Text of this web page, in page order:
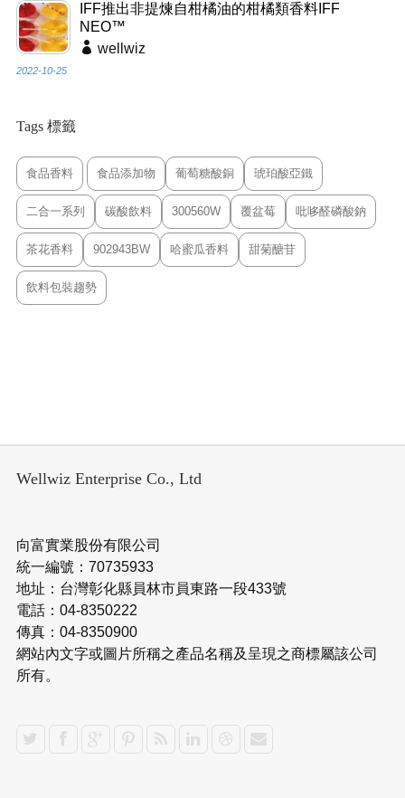
IFF推出非提煉自柑橘油的柑橘類香料IFF
NEO™
wellwiz
2022-10-25
Tags 標籤
食品香料 食品添加物 葡萄糖酸銅 琥珀酸亞鐵
二合一系列 碳酸飲料 300560W 覆盆莓 吡哆醛磷酸鈉
茶花香料 902943BW 哈蜜瓜香料 甜菊醣苷
飲料包裝趨勢
Wellwiz Enterprise Co., Ltd
向富實業股份有限公司
統一編號：70735933
地址：台灣彰化縣員林市員東路一段433號
電話：04-8350222
傳真：04-8350900
網站內文字或圖片所稱之產品名稱及呈現之商標屬該公司
所有。